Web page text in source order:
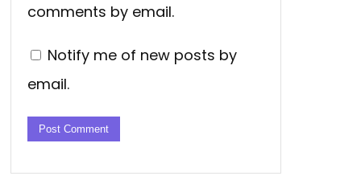
comments by email.
Notify me of new posts by
email.